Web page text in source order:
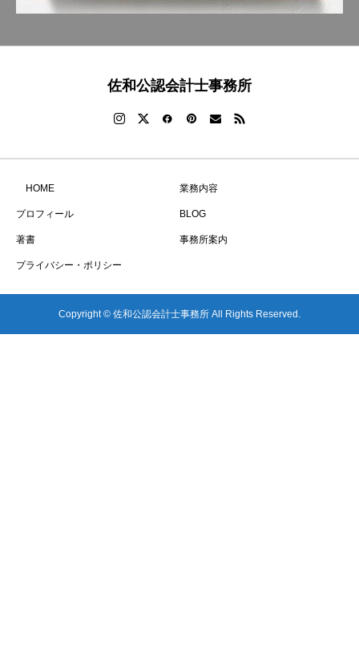
佐和公認会計士事務所
HOME 業務内容
プロフィール BLOG
著書 事務所案内
プライバシー・ポリシー
Copyright © 佐和公認会計士事務所 All Rights Reserved.